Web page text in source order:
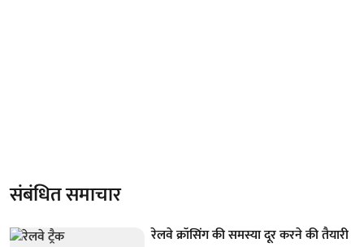
संबंधित समाचार
रेलवे क्रॉसिंग की समस्या दूर करने की तैयारी